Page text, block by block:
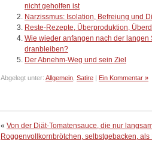
nicht geholfen ist
Narzissmus: Isolation, Befreiung und
Reste-Rezepte, Überproduktion,
Wie wieder anfangen nach der
dranbleiben?
Der Abnehm-Weg und sein Ziel
Abgelegt unter: Allgemein Satire | Ein Kommentar »
« Von der Diät-Tomatensauce, die nur
Roggenvollkornbrötchen, selbstgebacken,